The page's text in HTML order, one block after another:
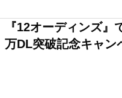
『12オーディンズ
万DL突破記念キャン